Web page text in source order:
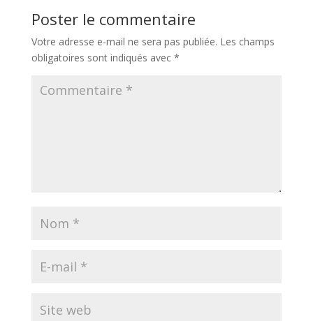
Poster le commentaire
Votre adresse e-mail ne sera pas publiée. Les champs
obligatoires sont indiqués avec *